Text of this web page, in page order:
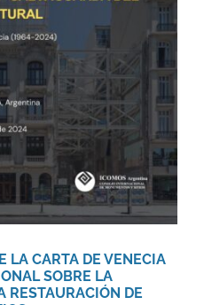
DE LA CARTA DE
– CARTA
SOBRE LA
Y LA
DE
Y SITIOS
Novedades
LA CARTA DE VENECIA
SOBRE LA
RESTAURACIÓN DE